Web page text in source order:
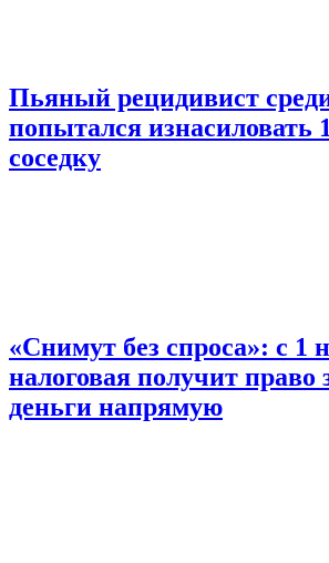
Пьяный рецидивист
попытался изнасиловать
соседку
«Снимут без спроса»: с 1
налоговая получит право
деньги напрямую